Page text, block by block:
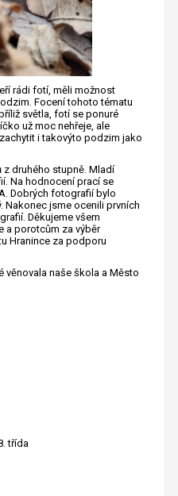
rádi fotí, měli možnost
Focení tohoto tématu
světla, fotí se ponuré
už moc nehřeje, ale
i takovýto podzim jako
z druhého stupně. Mladí
Na hodnocení prací se
Dobrých fotografií bylo
Nakonec jsme ocenili prvních
Děkujeme všem
a porotcům za výběr
Hranince za podporu
věnovala naše škola a Město
třída